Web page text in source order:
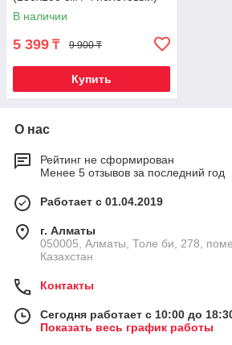
В наличии
5 399 ₸ 9 900 ₸
Купить
О нас
Рейтинг не сформирован
Менее 5 отзывов за последний год
Работает с 01.04.2019
г. Алматы
050005, Алматы, Толе би, 278,
Казахстан
Контакты
Сегодня работает с 10:00 до
Показать весь график работы